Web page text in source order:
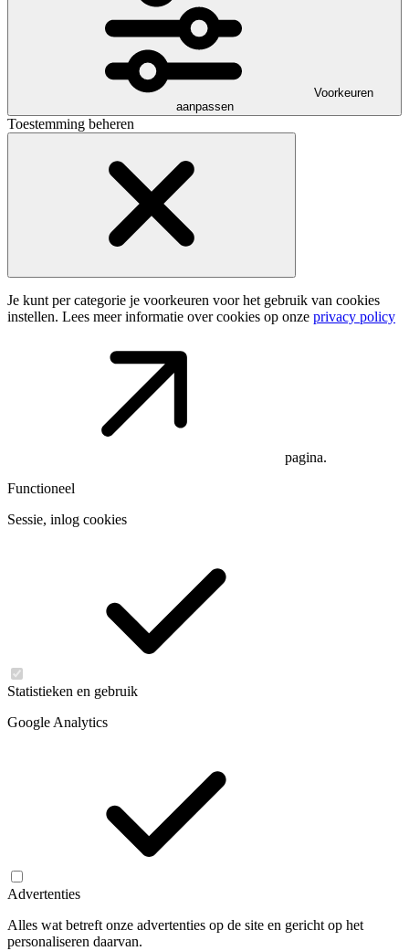
Voorkeuren
aanpassen
Toestemming beheren
Je kunt per categorie je voorkeuren voor het gebruik van cookies
instellen. Lees meer informatie over cookies op onze privacy policy
pagina.
Functioneel
Sessie, inlog cookies
Statistieken en gebruik
Google Analytics
Advertenties
Alles wat betreft onze advertenties op de site en gericht op het
personaliseren daarvan.